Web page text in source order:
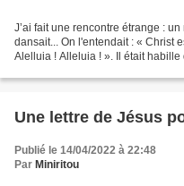
J’ai fait une rencontre étrange :
dansait... On l'entendait : « Christ
Alelluia ! Alleluia ! ». Il était
Une lettre de Jésus
Publié le 14/04/2022 à 22:48
Par Miniritou